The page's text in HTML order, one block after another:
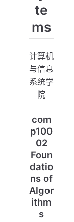
te
ms
计算机
与信息
系统学
院
com
p100
02
Foun
datio
ns of
Algor
ithm
s